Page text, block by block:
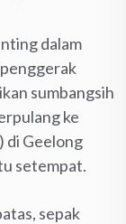
dalam
sumbangsih
ke
di Geelong
setempat.
sepak